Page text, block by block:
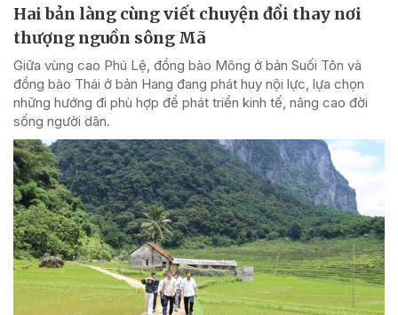
Hai bản làng cùng viết chuyện đổi thay nơi
thượng nguồn sông Mã
Giữa vùng cao Phú Lệ, đồng bào Mông ở bản Suối Tôn và
đồng bào Thái ở bản Hang đang phát huy nội lực, lựa chọn
những hướng đi phù hợp để phát triển kinh tế, nâng cao đời
sống người dân.